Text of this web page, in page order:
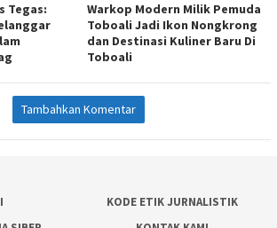
Tegas:
Warkop Modern Milik Pemuda
Toboali Jadi Ikon Nongkrong
dan Destinasi Kuliner Baru Di
Toboali
Tambahkan Komentar
KODE ETIK JURNALISTIK